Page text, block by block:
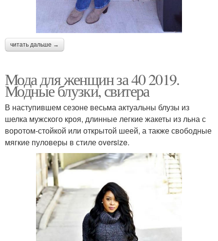
читать дальше →
Мода для женщин за 40 2019.
Модные блузки, свитера
В наступившем сезоне весьма актуальны блузы из
шелка мужского кроя, длинные легкие жакеты из льна с
воротом-стойкой или открытой шеей, а также свободные
мягкие пуловеры в стиле oversize.